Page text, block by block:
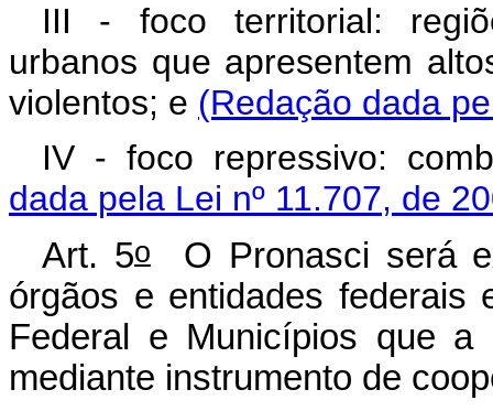
III - foco territorial:
urbanos que apresentem
violentos; e (Redação dada
IV - foco repressivo:
dada pela Lei nº 11.707, de
Art. 5oO Pronasci será
órgãos e entidades federais
Federal e Municípios que a
mediante instrumento de